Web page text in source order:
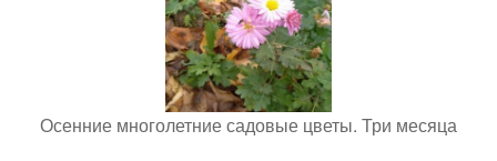
Осенние многолетние садовые цветы. Три месяца